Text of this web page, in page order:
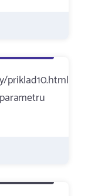
priklad10.html